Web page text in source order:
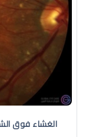
الغشاء فوق